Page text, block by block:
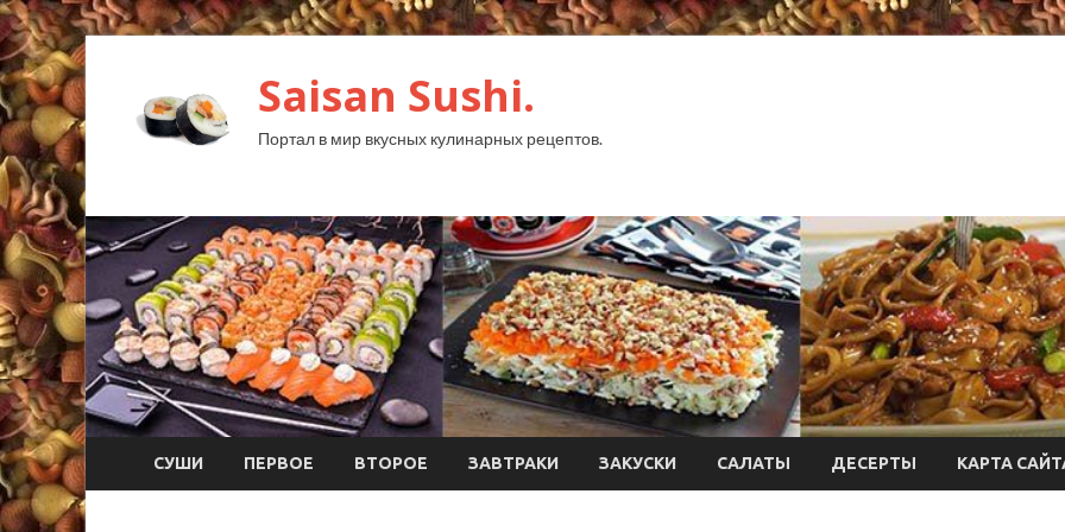
Saisan Sushi.
Портал в мир вкусных кулинарных рецептов.
СУШИ ПЕРВОЕ ВТОРОЕ ЗАВТРАКИ ЗАКУСКИ САЛАТЫ ДЕСЕРТЫ КАРТА